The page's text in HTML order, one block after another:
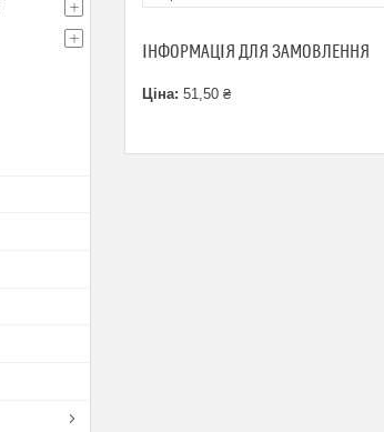
ІНФОРМАЦІЯ ДЛЯ ЗАМОВЛЕННЯ
Ціна: 51,50 ₴